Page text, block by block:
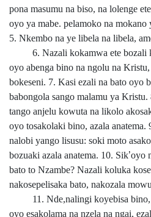
pona masumu na biso, na lolenge
oyo ya mabe. pelamoko na mokano
5. Nkembo na ye libela na libela,
6. Nazali kokamwa ete
oyo abenga bino na ngolu na
bokeseni. 7. Kasi ezali na bato oyo
babongola sango malamu ya
tango anjelu kowuta na likolo
oyo tosakolaki bino, azala
nalobi yango lisusu: soki moto
bozuaki azala anatema. 10. Sik’oyo
bato to Nzambe? Nazali koluka
nakosepelisaka bato, nakozala
11. Nde,nalingi koyebisa
oyo esakolama na nzela na ngai,